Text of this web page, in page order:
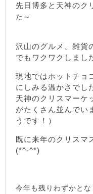
先日博多と天神のク
た～
沢山のグルメ、雑貨
でもワクワクしまし
現地ではホットチョ
にしみる温かさで
天神のクリスマーケ
がたくさん並んでい
うです！）
既に来年のクリスマ
(*^-^*)
今年も残りわずかと